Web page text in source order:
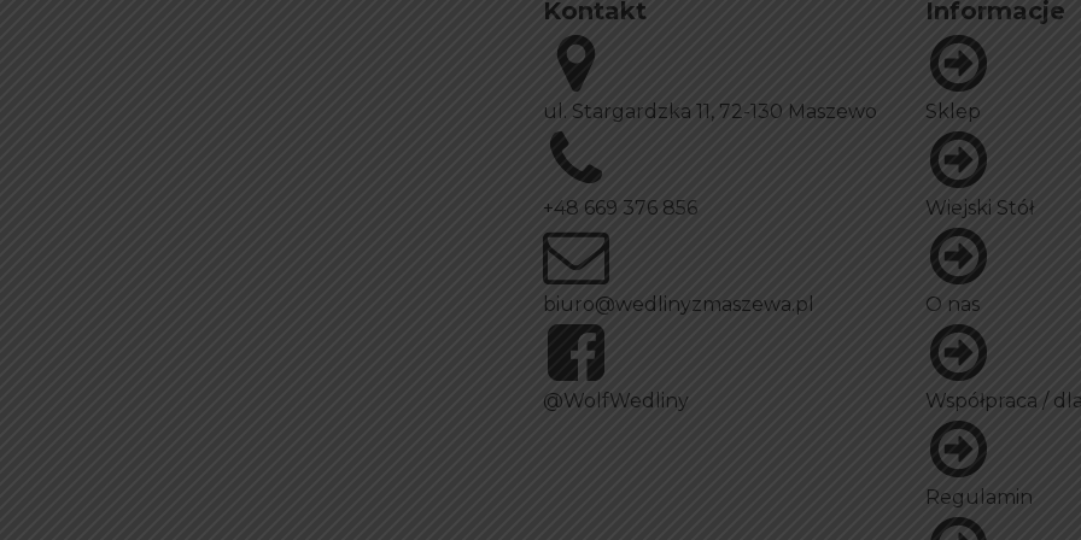
Kontakt
ul. Stargardzka 11, 72-130 Maszewo
+48 669 376 856
biuro@wedlinyzmaszewa.pl
@WolfWedliny
Informacje
Sklep
Wiejski Stół
O nas
Współpraca /
Regulamin